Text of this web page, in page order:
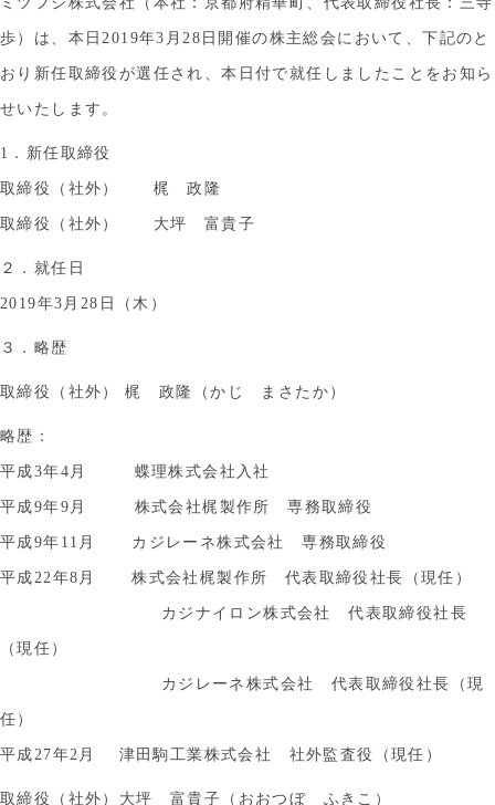
歩）は、本日2019年3月28日開催の株主総会において、下記のと
おり新任取締役が選任され、本日付で就任しましたことをお知ら
せいたします。
1．新任取締役
取締役（社外） 梶 政隆
取締役（社外） 大坪 富貴子
２．就任日
2019年3月28日（木）
３．略歴
取締役（社外） 梶 政隆（かじ まさたか）
略歴：
平成3年4月 蝶理株式会社入社
平成9年9月 株式会社梶製作所 専務取締役
平成9年11月 カジレーネ株式会社 専務取締役
平成22年8月 株式会社梶製作所 代表取締役社長（現任）
カジナイロン株式会社 代表取締役社長
（現任）
カジレーネ株式会社 代表取締役社長（現
任）
平成27年2月 津田駒工業株式会社 社外監査役（現任）
取締役（社外）大坪 富貴子（おおつぼ ふきこ）